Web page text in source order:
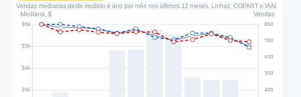
Vendas medianas deste modelo e ano por mês nos últimos 12 meses. Linhas: COPART e IAAI.
Mediana, $
Vendas